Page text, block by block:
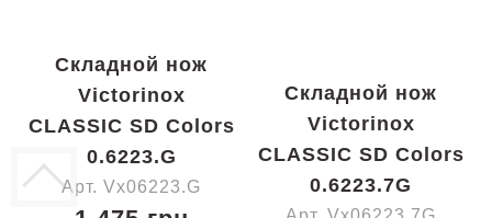
Складной нож
Victorinox
CLASSIC SD Colors
0.6223.G
Арт. Vx06223.G
Складной нож
Victorinox
CLASSIC SD Colors
0.6223.7G